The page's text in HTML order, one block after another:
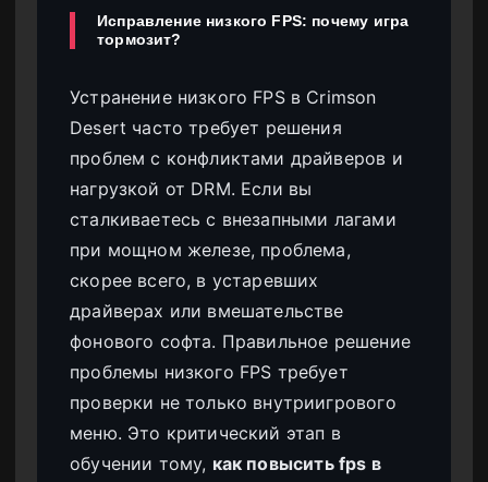
Исправление низкого FPS: почему игра
тормозит?
Устранение низкого FPS в Crimson
Desert часто требует решения
проблем с конфликтами драйверов и
нагрузкой от DRM. Если вы
сталкиваетесь с внезапными лагами
при мощном железе, проблема,
скорее всего, в устаревших
драйверах или вмешательстве
фонового софта. Правильное решение
проблемы низкого FPS требует
проверки не только внутриигрового
меню. Это критический этап в
обучении тому, как повысить fps в